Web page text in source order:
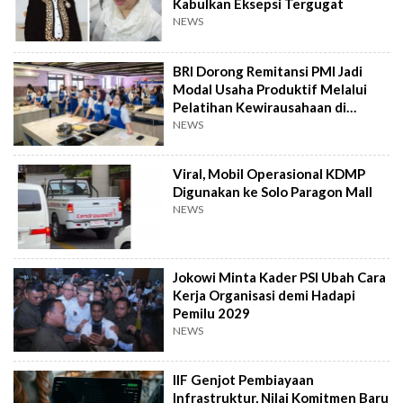
Kabulkan Eksepsi Tergugat
NEWS
BRI Dorong Remitansi PMI Jadi
Modal Usaha Produktif Melalui
Pelatihan Kewirausahaan di
Taiwan
NEWS
Viral, Mobil Operasional KDMP
Digunakan ke Solo Paragon Mall
NEWS
Jokowi Minta Kader PSI Ubah Cara
Kerja Organisasi demi Hadapi
Pemilu 2029
NEWS
IIF Genjot Pembiayaan
Infrastruktur, Nilai Komitmen Baru